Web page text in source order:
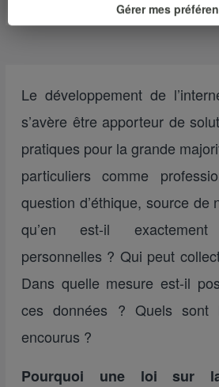
Le développement de
s’avère être apporteur de
pratiques pour la grande
particuliers comme
question d’éthique, source de
qu’en est-il
personnelles ? Qui peut
Dans quelle mesure est-il
ces données ? Quels sont
encourus ?
Pourquoi une loi sur
Gérer mes